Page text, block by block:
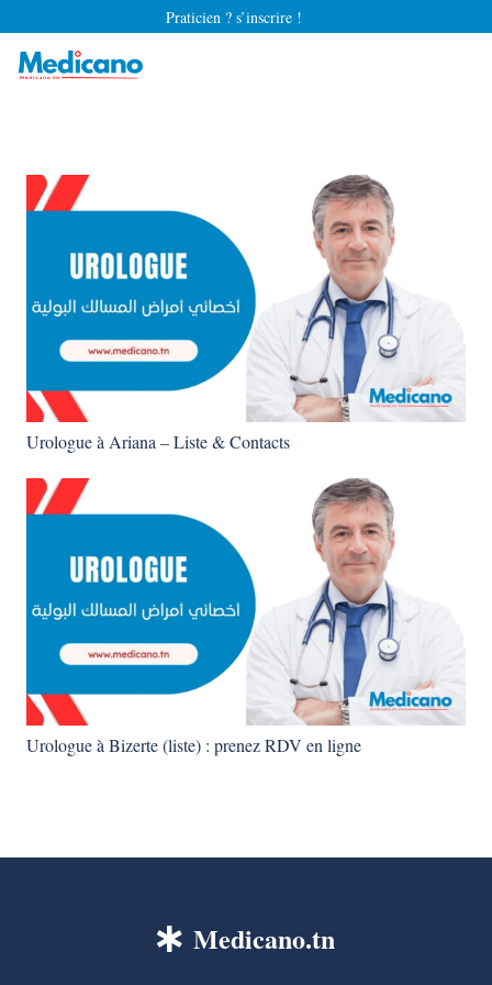
Praticien ? s’inscrire !
Urologue à Ariana – Liste & Contacts
Urologue à Bizerte (liste) : prenez RDV en ligne
Medicano.tn